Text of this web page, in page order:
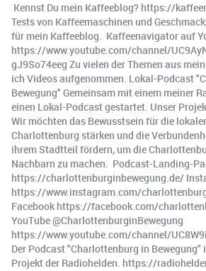
Kennst Du mein Kaffeeblog? https://
Tests von Kaffeemaschinen und
für mein Kaffeeblog. ️ Kaffeenavigator auf
https://www.youtube.com/channel/
gJ9So74eeg Zu vielen der Themen aus
ich Videos aufgenommen. Lokal-Podcast
Bewegung" Gemeinsam mit einem meiner
einen Lokal-Podcast gestartet. Unser
Wir möchten das Bewusstsein für die
Charlottenburg stärken und die
ihrem Stadtteil fördern, um die
Nachbarn zu machen. ️ Podcast-Landing-
https://charlottenburginbewegung.de/
https://www.instagram.com/
Facebook https://facebook.com/
YouTube @CharlottenburginBewegung
https://www.youtube.com/channel/
Der Podcast "Charlottenburg in
Projekt der Radiohelden. https://